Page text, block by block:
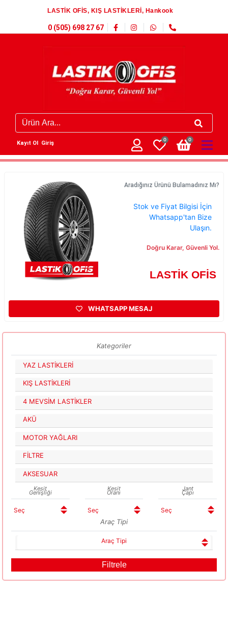
LASTİK OFİS, KIŞ LASTİKLERİ, Hankook
0 (505) 698 27 67
Kayıt Ol Giriş
0 0
Kategoriler
YAZ LASTİKLERİ
KIŞ LASTİKLERİ
4 MEVSİM LASTİKLER
AKÜ
MOTOR YAĞLARI
FİLTRE
AKSESUAR
Kesit
Genişliği
Kesit
Oranı
Jant
Çapı
Araç Tipi
Araç Tipi
Aradığınız Ürünü Bulamadınız Mı?
Stok ve Fiyat Bilgisi İçin
Whatsapp'tan Bize
Ulaşın.
Doğru Karar, Güvenli Yol.
LASTİK OFİS
WHATSAPP MESAJ